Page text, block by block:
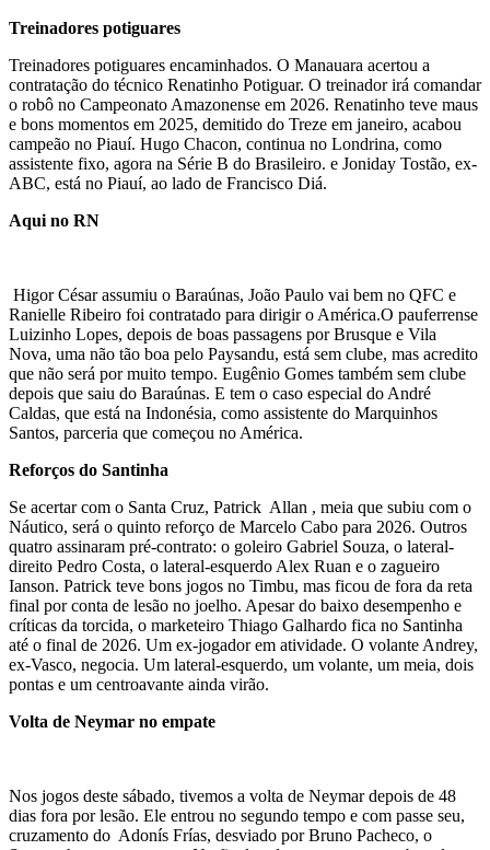
Treinadores potiguares
Treinadores potiguares encaminhados. O Manauara acertou a
contratação do técnico Renatinho Potiguar. O treinador irá comandar
o robô no Campeonato Amazonense em 2026. Renatinho teve maus
e bons momentos em 2025, demitido do Treze em janeiro, acabou
campeão no Piauí. Hugo Chacon, continua no Londrina, como
assistente fixo, agora na Série B do Brasileiro. e Joniday Tostão, ex-
ABC, está no Piauí, ao lado de Francisco Diá.
Aqui no RN
Higor César assumiu o Baraúnas, João Paulo vai bem no QFC e
Ranielle Ribeiro foi contratado para dirigir o América.O pauferrense
Luizinho Lopes, depois de boas passagens por Brusque e Vila
Nova, uma não tão boa pelo Paysandu, está sem clube, mas acredito
que não será por muito tempo. Eugênio Gomes também sem clube
depois que saiu do Baraúnas. E tem o caso especial do André
Caldas, que está na Indonésia, como assistente do Marquinhos
Santos, parceria que começou no América.
Reforços do Santinha
Se acertar com o Santa Cruz, Patrick Allan , meia que subiu com o
Náutico, será o quinto reforço de Marcelo Cabo para 2026. Outros
quatro assinaram pré-contrato: o goleiro Gabriel Souza, o lateral-
direito Pedro Costa, o lateral-esquerdo Alex Ruan e o zagueiro
Ianson. Patrick teve bons jogos no Timbu, mas ficou de fora da reta
final por conta de lesão no joelho. Apesar do baixo desempenho e
críticas da torcida, o marketeiro Thiago Galhardo fica no Santinha
até o final de 2026. Um ex-jogador em atividade. O volante Andrey,
ex-Vasco, negocia. Um lateral-esquerdo, um volante, um meia, dois
pontas e um centroavante ainda virão.
Volta de Neymar no empate
Nos jogos deste sábado, tivemos a volta de Neymar depois de 48
dias fora por lesão. Ele entrou no segundo tempo e com passe seu,
cruzamento do Adonís Frías, desviado por Bruno Pacheco, o